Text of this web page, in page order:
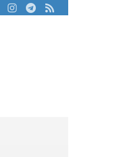
Instagram
Telegram
RSS